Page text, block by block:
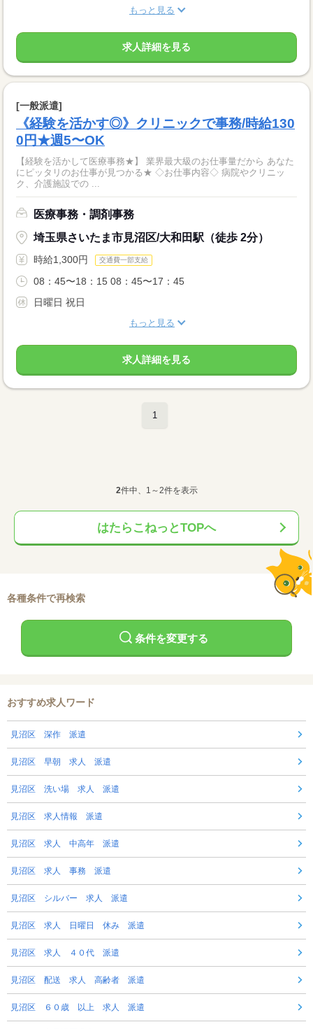
もっと見る
求人詳細を見る
[一般派遣]
《経験を活かす◎》クリニックで事務/時給130
0円★週5〜OK
【経験を活かして医療事務★】 業界最大級のお仕事量だから あなた
にピッタリのお仕事が見つかる★ ◇お仕事内容◇ 病院やクリニッ
ク、介護施設での ...
医療事務・調剤事務
埼玉県さいたま市見沼区/大和田駅（徒歩 2分）
時給1,300円 交通費一部支給
08：45〜18：15 08：45〜17：45
日曜日 祝日
もっと見る
求人詳細を見る
1
2件中、1～2件を表示
はたらこねっとTOPへ
各種条件で再検索
条件を変更する
おすすめ求人ワード
見沼区 深作 派遣
見沼区 早朝 求人 派遣
見沼区 洗い場 求人 派遣
見沼区 求人情報 派遣
見沼区 求人 中高年 派遣
見沼区 求人 事務 派遣
見沼区 シルバー 求人 派遣
見沼区 求人 日曜日 休み 派遣
見沼区 求人 ４０代 派遣
見沼区 配送 求人 高齢者 派遣
見沼区 ６０歳 以上 求人 派遣